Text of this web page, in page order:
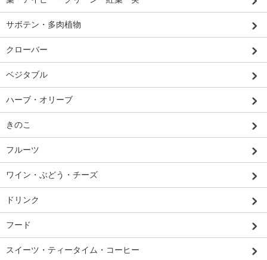
サボテン・多肉植物
クローバー
ベジタブル
ハーブ・オリーブ
きのこ
フルーツ
ワイン・ぶどう・チーズ
ドリンク
フード
スイーツ・ティータイム・コーヒー